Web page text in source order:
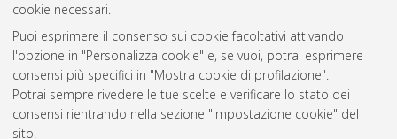
cookie necessari.
Puoi esprimere il consenso sui cookie facoltativi attivando
l'opzione in "Personalizza cookie" e, se vuoi, potrai esprimere
consensi più specifici in "Mostra cookie di profilazione".
Potrai sempre rivedere le tue scelte e verificare lo stato dei
consensi rientrando nella sezione "Impostazione cookie" del
sito.
Atom
Rss 1.0
Rss 2.0